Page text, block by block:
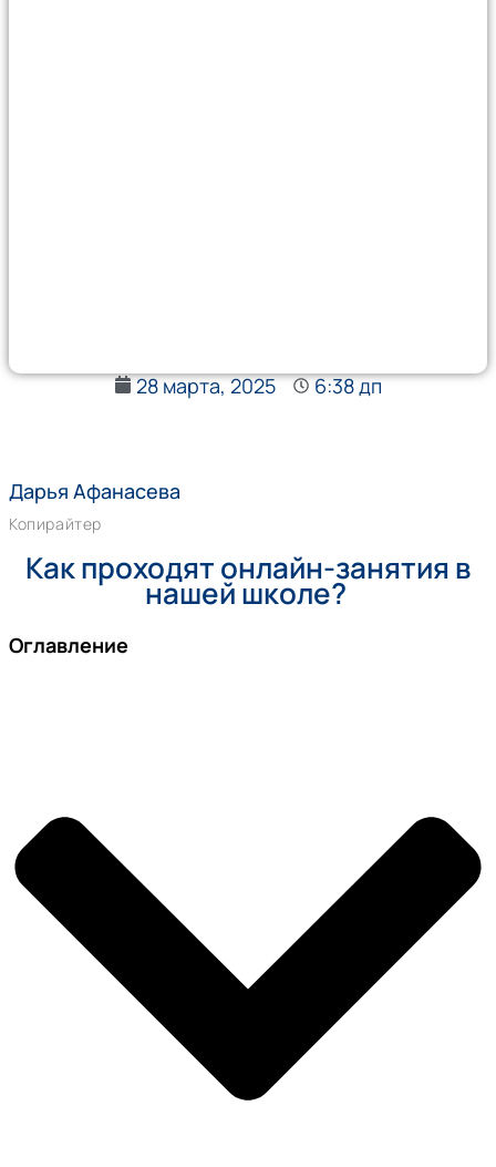
28 марта, 2025 6:38 дп
Дарья Афанасева
Копирайтер
Как проходят онлайн-занятия в
нашей школе?
Оглавление